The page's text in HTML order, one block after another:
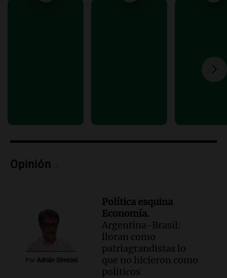
pérdida de empleos en la industria
propiedad privada sin capítulo de tierras
que le “explotó el celular”: acusan al
Juntos
Opinión
Por Adrián Simioni
Política esquina
Economía.
Argentina-Brasil:
lloran como
patriagrandistas lo
que no hicieron como
politicos